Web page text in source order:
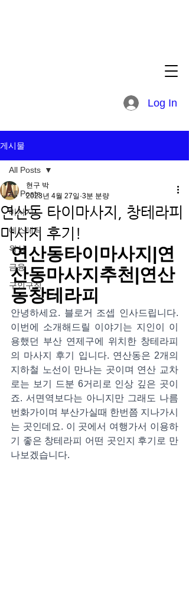
Log In
게시물
All Posts
마사지
에스테틱
왁싱
금융
구인구직
All Posts
연산동 타이마사지, 창테라피
마사지 후기!
현구 박
2023년 4월 27일 3분 분량
연산동타이마사지|연
산동마사지추천|연산
동창테라피
안녕하세요. 블로거 조셉 인사드립니다.
이번에 소개해드릴 이야기는 지인이 이
용했던 부산 연제구에 위치한 창테라피
의 마사지 후기 입니다. 연산동은 2개의
지하철 노선이 만나는 곳이며 연산 교차
로는 보기 드분 6거리로 인상 깊은 곳이
죠. 서면역보다는 아니지만 그래도 나름
번화가이며 부산가실때 한번쯤 지나가시
는 곳인데요. 이 곳에서 여행가서 이용하
기 좋은 창테라피 어떤 곳인지 후기로 만
나보겠습니다.